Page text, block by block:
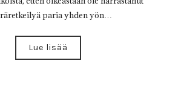
paria yhden yön…
Lue lisää